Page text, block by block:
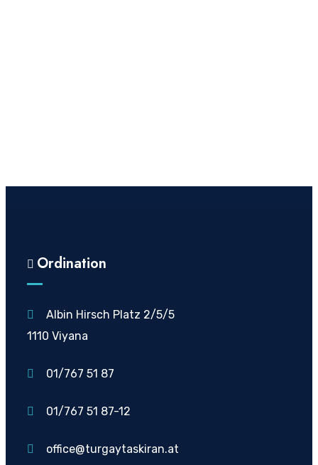
Ordination
Albin Hirsch Platz 2/5/5
1110 Viyana
01/767 51 87
01/767 51 87-12
office@turgaytaskiran.at